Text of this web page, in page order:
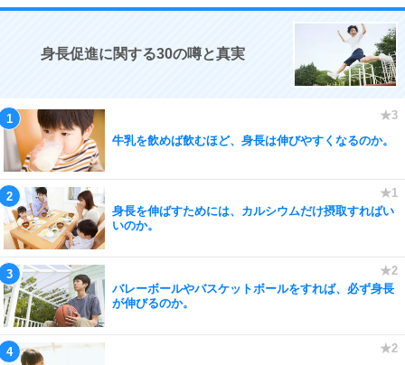
身長促進に関する30の噂と真実
牛乳を飲めば飲むほど、身長は伸びやすくなるのか。
身長を伸ばすためには、カルシウムだけ摂取すればい
いのか。
バレーボールやバスケットボールをすれば、必ず身長
が伸びるのか。